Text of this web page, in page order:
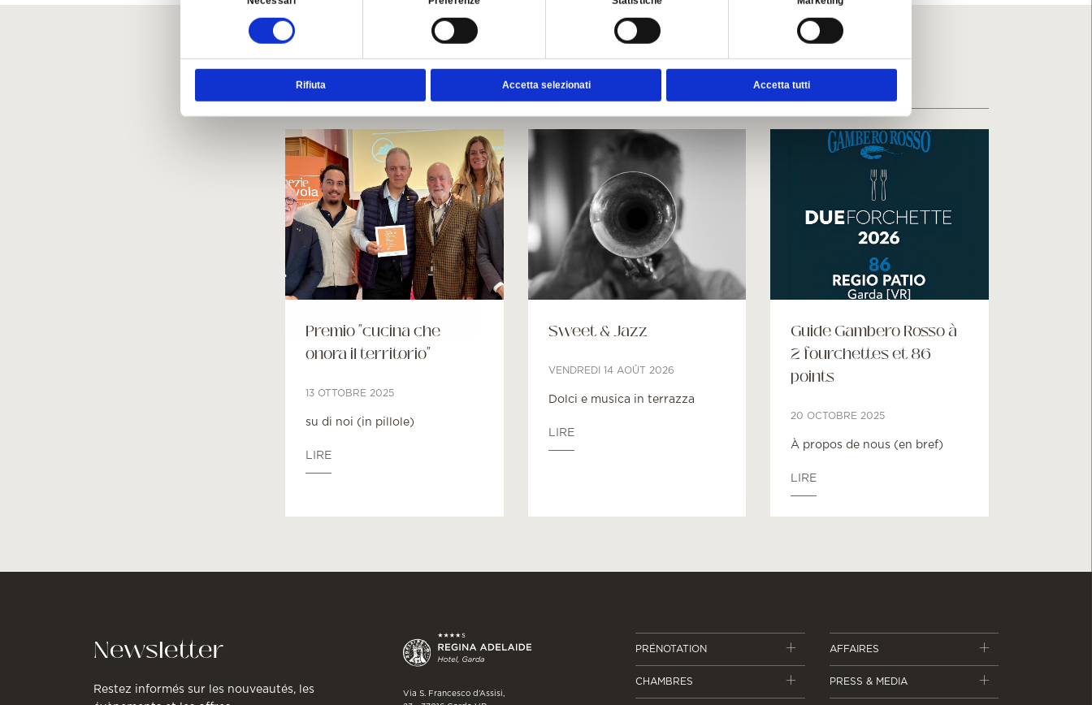
Rifiuta Accetta selezionati Accetta tutti
Autres contes et événements
Premio "cucina che
onora il territorio"
13 OTTOBRE 2025
su di noi (in pillole)
LIRE
Sweet & Jazz
VENDREDI 14 AOÛT 2026
Dolci e musica in terrazza
LIRE
Guide Gambero Rosso à
2 fourchettes et 86
points
20 OCTOBRE 2025
À propos de nous (en bref)
LIRE
Newsletter
Restez informés sur les nouveautés, les
Via S. Francesco d’Assisi,
PRÉNOTATION
CHAMBRES
AFFAIRES
PRESS & MEDIA